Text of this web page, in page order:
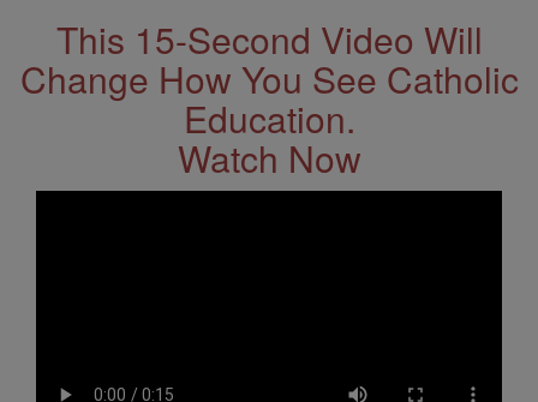
This 15-Second Video Will
Change How You See Catholic
Education.
Watch Now